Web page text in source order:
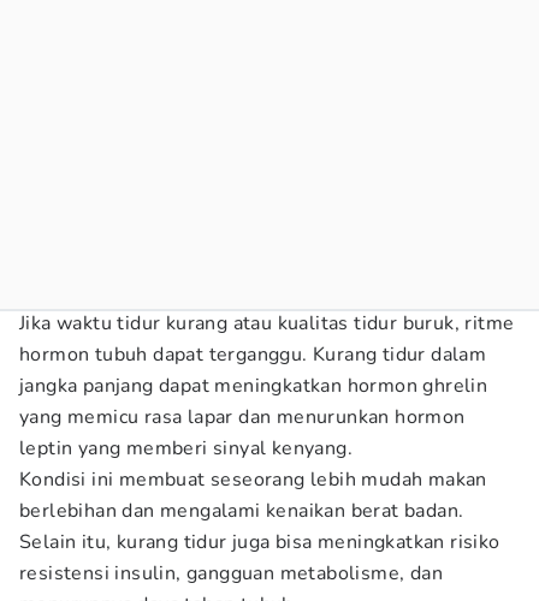
Jika waktu tidur kurang atau kualitas tidur buruk, ritme
hormon tubuh dapat terganggu. Kurang tidur dalam
jangka panjang dapat meningkatkan hormon ghrelin
yang memicu rasa lapar dan menurunkan hormon
leptin yang memberi sinyal kenyang.
Kondisi ini membuat seseorang lebih mudah makan
berlebihan dan mengalami kenaikan berat badan.
Selain itu, kurang tidur juga bisa meningkatkan risiko
resistensi insulin, gangguan metabolisme, dan